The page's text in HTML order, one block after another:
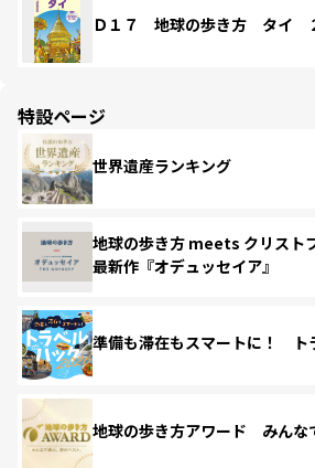
Ｄ１７ 地球の歩き方 タイ
特設ページ
世界遺産ランキング
地球の歩き方 meets クリスト
最新作『オデュッセイア』
準備も滞在もスマートに！ ト
地球の歩き方アワード みんな